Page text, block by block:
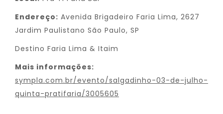
Endereço: Avenida Brigadeiro Faria Lima, 2627
Jardim Paulistano São Paulo, SP
Destino Faria Lima & Itaim
Mais informações:
sympla.com.br/evento/salgadinho-03-de-julho-
quinta-pratifaria/3005605